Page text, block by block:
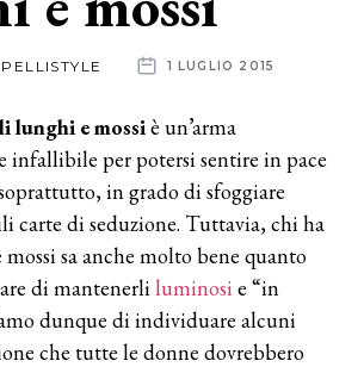
1 LUGLIO 2015
lunghi e mossiè un’arma
infallibile per potersi sentire in pace
soprattutto, in grado di sfoggiare
carte di seduzione. Tuttavia, chi ha
sa anche molto bene quanto
di mantenerliluminosi e “in
dunque di individuare alcuni
che tutte le donne dovrebbero